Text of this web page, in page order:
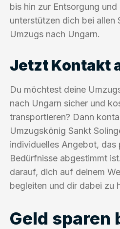
bis hin zur Entsorgung und
unterstützen dich bei allen
Umzugs nach Ungarn.
Jetzt Kontakt
Du möchtest deine
nach Ungarn sicher und
transportieren? Dann
Umzugskönig Sankt
individuelles Angebot, das
Bedürfnisse abgestimmt
darauf, dich auf deinem
begleiten und dir dabei zu
Geld sparen